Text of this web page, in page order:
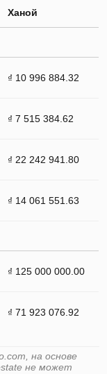
Ханой
₫ 10 996 884.32
₫ 7 515 384.62
₫ 22 242 941.80
₫ 14 061 551.63
₫ 125 000 000.00
₫ 71 923 076.92
на основе
не может